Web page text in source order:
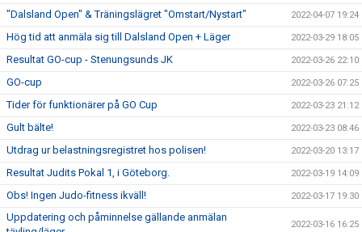
"Dalsland Open" & Träningslägret "Omstart/Nystart" 2022-04-07 19:24
Hög tid att anmäla sig till Dalsland Open + Läger 2022-03-29 18:05
Resultat GO-cup - Stenungsunds JK 2022-03-26 22:10
GO-cup 2022-03-26 07:25
Tider för funktionärer på GO Cup 2022-03-23 21:12
Gult bälte! 2022-03-23 08:46
Utdrag ur belastningsregistret hos polisen! 2022-03-20 13:17
Resultat Judits Pokal 1, i Göteborg. 2022-03-19 14:09
Obs! Ingen Judo-fitness ikväll! 2022-03-17 19:30
Uppdatering och påminnelse gällande anmälan
2022-03-16 16:25